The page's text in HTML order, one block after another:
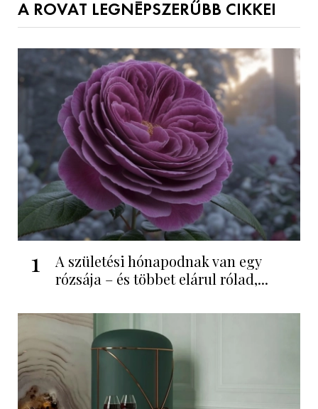
A ROVAT LEGNÉPSZERŰBB CIKKEI
1
A születési hónapodnak van egy
rózsája – és többet elárul rólad,...